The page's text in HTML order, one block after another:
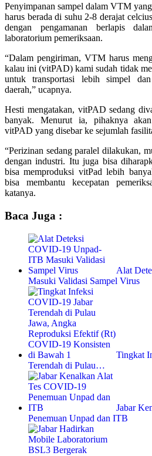
Penyimpanan sampel dalam VTM
harus berada di suhu 2-8 derajat
dengan pengamanan berlapis
laboratorium pemeriksaan.
“Dalam pengiriman, VTM harus
kalau ini (vitPAD) kami sudah tidak
untuk transportasi lebih simpel
daerah,” ucapnya.
Hesti mengatakan, vitPAD sedang
banyak. Menurut ia, pihaknya
vitPAD yang disebar ke sejumlah
“Perizinan sedang paralel dilakukan,
dengan industri. Itu juga bisa
bisa memproduksi vitPad lebih
bisa membantu kecepatan
katanya.
Baca Juga :
Alat
Masuki Validasi Sampel Virus
Tingkat
Terendah di Pulau…
Jabar
Penemuan Unpad dan ITB